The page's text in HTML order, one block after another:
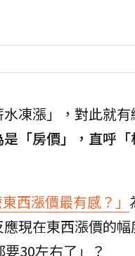
凍漲」，對此就
「房價」，直呼
西漲價最有感？」
現在東西漲價的
30左右了」？